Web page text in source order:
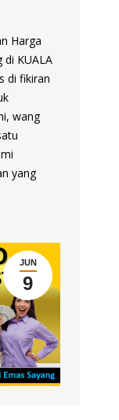
Harga
di KUALA
di fikiran
wang
yang
JUN
9